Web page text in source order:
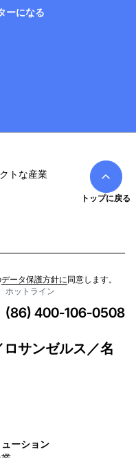
ーになる
トな産業
データ保護方針に 同意します。
ホットライン
(86) 400-106-0508
サンゼルス／名
ーション
トップに戻る